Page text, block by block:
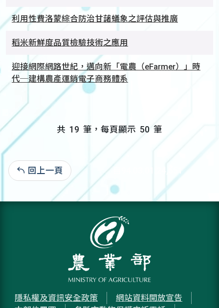
利用性費洛蒙綜合防治甘藷蟻象之評估與推廣
稻米新鮮度品質檢驗技術之應用
迎接網際網路世紀，邁向新「電農（eFarmer）」時
代─建構農產運銷電子商務體系
共 19 筆，每頁顯示 50 筆
回上一頁
隱私權及資訊安全政策
網站資料開放宣告